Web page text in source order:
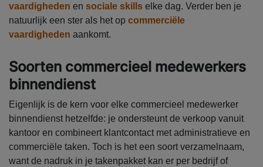
vaardigheden en sociale skills elke dag. Verder ben je
natuurlijk een ster als het op commerciële
vaardigheden aankomt.
Soorten commercieel medewerkers
binnendienst
Eigenlijk is de kern voor elke commercieel medewerker
binnendienst hetzelfde: je ondersteunt de verkoop vanuit
kantoor en combineert klantcontact met administratieve en
commerciële taken. Toch is het een soort verzamelnaam,
want de nadruk in je takenpakket kan er per bedrijf of